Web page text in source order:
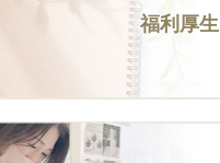
福利厚生